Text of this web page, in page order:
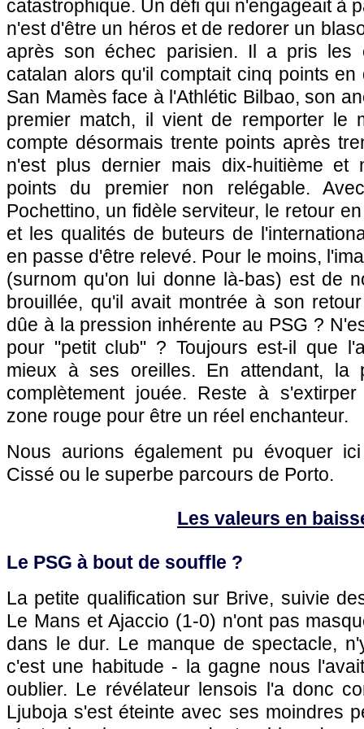
catastrophique. Un défi qui n'engageait à
n'est d'être un héros et de redorer un
après son échec parisien. Il a pris les
catalan alors qu'il comptait cinq points
San Mamès face à l'Athlétic Bilbao, son
premier match, il vient de remporter le
compte désormais trente points après
n'est plus dernier mais dix-huitième et
points du premier non relégable.
Pochettino, un fidèle serviteur, le retour
et les qualités de buteurs de
en passe d'être relevé. Pour le moins,
(surnom qu'on lui donne là-bas) est de
brouillée, qu'il avait montrée à son
dûe à la pression inhérente au PSG ?
pour "petit club" ? Toujours est-il que
mieux à ses oreilles. En attendant, la
complètement jouée. Reste à
zone rouge pour être un réel enchanteur.
Nous aurions également pu évoquer
Cissé ou le superbe parcours de Porto.
Les valeurs en
Le PSG à bout de souffle ?
La petite qualification sur Brive, suivie
Le Mans et Ajaccio (1-0) n'ont pas
dans le dur. Le manque de spectacle,
c'est une habitude - la gagne nous
oublier. Le révélateur lensois l'a donc
Ljuboja s'est éteinte avec ses moindres